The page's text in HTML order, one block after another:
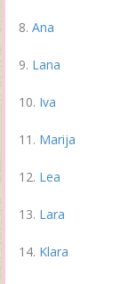
Ana
Lana
Iva
Marija
Lea
Lara
Klara